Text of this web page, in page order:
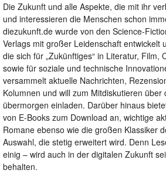
Die Zukunft und alle Aspekte, die mit ihr
und interessieren die Menschen schon
diezukunft.de wurde von den Science-
Verlags mit großer Leidenschaft entwickelt
die sich für „Zukünftiges“ in Literatur, Film,
sowie für soziale und technische
versammelt aktuelle Nachrichten,
Kolumnen und will zum Mitdiskutieren
übermorgen einladen. Darüber hinaus
von E-Books zum Download an, wichtige
Romane ebenso wie die großen Klassiker
Auswahl, die stetig erweitert wird. Denn
einig – wird auch in der digitalen Zukunft
behalten.